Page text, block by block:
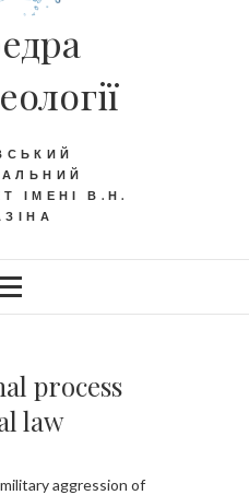
ІМЕНІ В.Н.
process
law
aggression of